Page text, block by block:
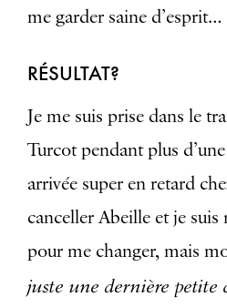
me garder saine d’esprit…
RÉSULTAT?
Je me suis prise dans le
Turcot pendant plus
arrivée super en retard
canceller Abeille et je suis
pour me changer, mais
juste une dernière petite